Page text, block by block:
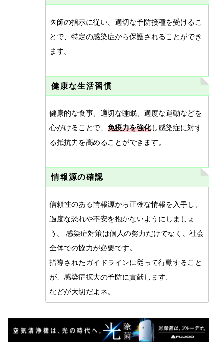
医師の指示に従い、適切な予防接種を受けるこ
とで、特定の感染症から保護されることができ
ます。
健康な生活習慣
健康的な食事、適切な睡眠、適度な運動などを
心がけることで、 免疫力を強化し感染症に対す
る抵抗力を高めることができます。
情報源の確認
信頼性のある情報源から正確な情報を入手し、
過度な恐れや不安を抱かないようにしましょ
う。 感染症対策は個人の努力だけでなく、社会
全体での協力が必要です。
指導されたガイドラインに従って行動すること
が、感染症拡大の予防に貢献します。
などが大切だよネ。